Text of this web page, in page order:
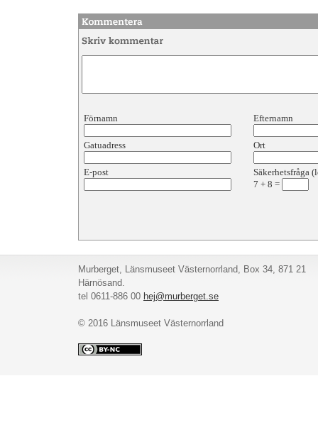
Förnamn Efternamn
Gatuadress Ort
E-post
Säkerhetsfråga
7 + 8 =
Murberget, Länsmuseet Västernorrland, Box 34, 871 21
Härnösand.
tel 0611-886 00 hej@murberget.se
© 2016 Länsmuseet Västernorrland